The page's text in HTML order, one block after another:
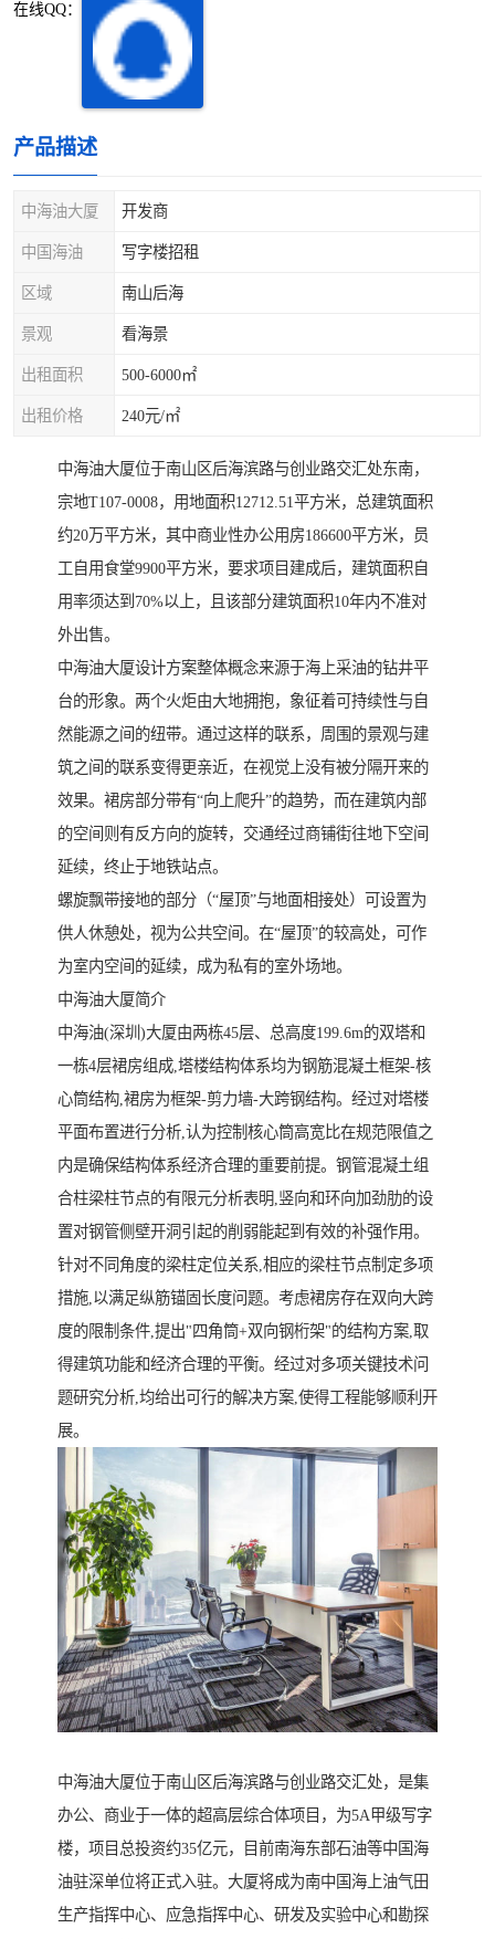
在线QQ：
产品描述
中海油大厦 开发商
中国海油 写字楼招租
区域 南山后海
景观 看海景
出租面积 500-6000㎡
出租价格 240元/㎡
中海油大厦位于南山区后海滨路与创业路交汇处东南，
宗地T107-0008，用地面积12712.51平方米，总建筑面积
约20万平方米，其中商业性办公用房186600平方米，员
工自用食堂9900平方米，要求项目建成后，建筑面积自
用率须达到70%以上，且该部分建筑面积10年内不准对
外出售。
中海油大厦设计方案整体概念来源于海上采油的钻井平
台的形象。两个火炬由大地拥抱，象征着可持续性与自
然能源之间的纽带。通过这样的联系，周围的景观与建
筑之间的联系变得更亲近，在视觉上没有被分隔开来的
效果。裙房部分带有“向上爬升”的趋势，而在建筑内部
的空间则有反方向的旋转，交通经过商铺街往地下空间
延续，终止于地铁站点。
螺旋飘带接地的部分（“屋顶”与地面相接处）可设置为
供人休憩处，视为公共空间。在“屋顶”的较高处，可作
为室内空间的延续，成为私有的室外场地。
中海油大厦简介
中海油(深圳)大厦由两栋45层、总高度199.6m的双塔和
一栋4层裙房组成,塔楼结构体系均为钢筋混凝土框架-核
心筒结构,裙房为框架-剪力墙-大跨钢结构。经过对塔楼
平面布置进行分析,认为控制核心筒高宽比在规范限值之
内是确保结构体系经济合理的重要前提。钢管混凝土组
合柱梁柱节点的有限元分析表明,竖向和环向加劲肋的设
置对钢管侧壁开洞引起的削弱能起到有效的补强作用。
针对不同角度的梁柱定位关系,相应的梁柱节点制定多项
措施,以满足纵筋锚固长度问题。考虑裙房存在双向大跨
度的限制条件,提出"四角筒+双向钢桁架"的结构方案,取
得建筑功能和经济合理的平衡。经过对多项关键技术问
题研究分析,均给出可行的解决方案,使得工程能够顺利开
展。
中海油大厦位于南山区后海滨路与创业路交汇处，是集
办公、商业于一体的超高层综合体项目，为5A甲级写字
楼，项目总投资约35亿元，目前南海东部石油等中国海
油驻深单位将正式入驻。大厦将成为南中国海上油气田
生产指挥中心、应急指挥中心、研发及实验中心和勘探
龙岗区
光明区
龙华观澜